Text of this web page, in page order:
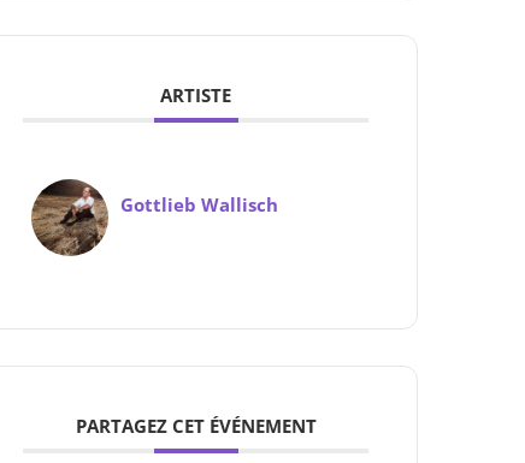
ARTISTE
Gottlieb Wallisch
PARTAGEZ CET ÉVÉNEMENT